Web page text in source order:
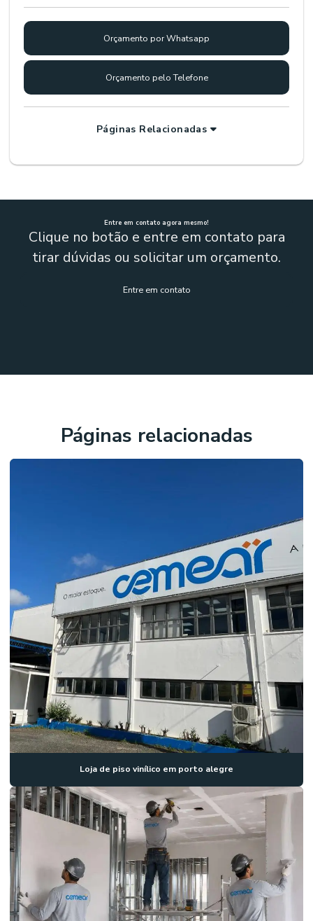
Orçamento por Whatsapp
Orçamento pelo Telefone
Páginas Relacionadas
Entre em contato agora mesmo!
Clique no botão e entre em contato para
tirar dúvidas ou solicitar um orçamento.
Entre em contato
Páginas relacionadas
Loja de piso vinílico em porto alegre